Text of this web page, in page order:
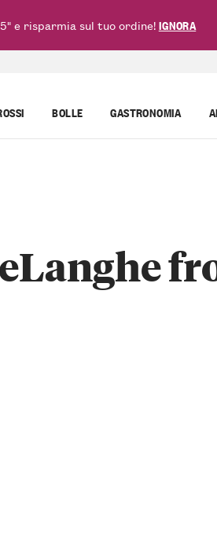
BOLLE GASTRONOMIA
e risparmia sul tuo ordine!IGNORA